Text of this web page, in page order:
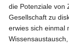
die Potenziale von
Gesellschaft zu
erwies sich einmal